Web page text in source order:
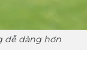
dễ dàng hơn